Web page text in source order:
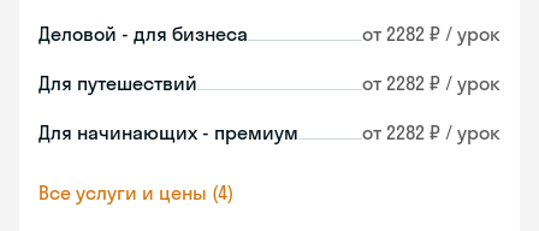
Деловой - для бизнеса от 2282 ₽ / урок
Для путешествий от 2282 ₽ / урок
Для начинающих - премиум от 2282 ₽ / урок
Все услуги и цены (4)